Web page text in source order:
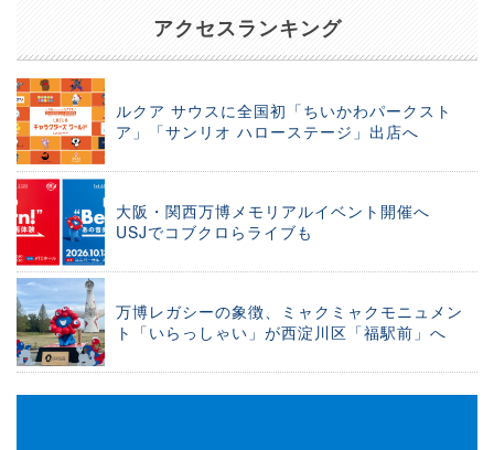
アクセスランキング
ルクア サウスに全国初「ちいかわパークスト
ア」「サンリオ ハローステージ」出店へ
大阪・関西万博メモリアルイベント開催へ
USJでコブクロらライブも
万博レガシーの象徴、ミャクミャクモニュメン
ト「いらっしゃい」が西淀川区「福駅前」へ